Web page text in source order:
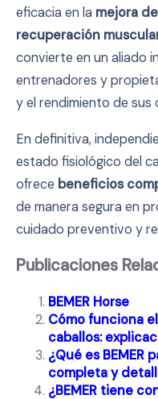
eficacia en la mejora
recuperación
convierte en un aliado
entrenadores y
y el rendimiento de sus
En definitiva,
estado fisiológico del
ofrece beneficios
de manera segura en
cuidado preventivo y
Publicaciones
BEMER Horse
Cómo funciona el
caballos:
¿Qué es BEMER
completa y
¿BEMER tiene